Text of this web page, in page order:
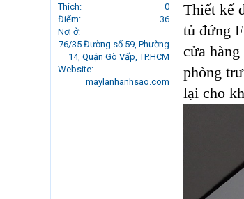
Thích
0
Điểm
36
Nơi ở
76/35 Đường số 59, Phường
14, Quận Gò Vấp, TP.HCM
Website
maylanhanhsao.com
Thiết kế
tủ đứng
cửa
phòng
lại cho